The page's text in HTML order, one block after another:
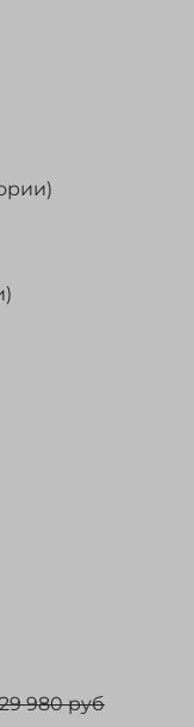
29 980 руб